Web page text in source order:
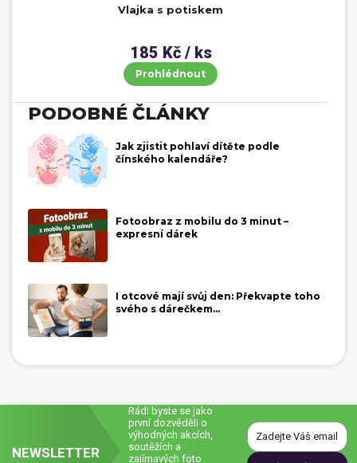
Vlajka s potiskem
185 Kč / ks
Prohlédnout
PODOBNÉ ČLÁNKY
Jak zjistit pohlaví dítěte podle
čínského kalendáře?
Fotoobraz z mobilu do 3 minut –
expresní dárek
I otcové mají svůj den: Překvapte toho
svého s dárečkem...
NEWSLETTER
Rádi byste se jako
první dozvěděli o
výhodných akcích,
soutěžích a
zajímavých foto